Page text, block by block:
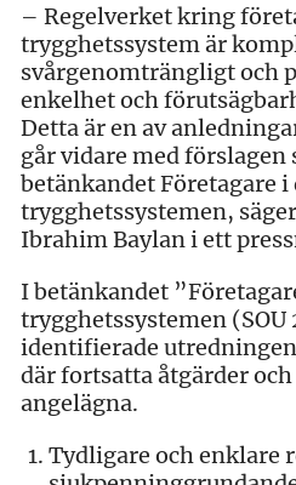
– Regelverket kring
trygghetssystem är
svårgenomträngligt och
enkelhet och
Detta är en av
går vidare med förslagen
betänkandet Företagare i
trygghetssystemen,
Ibrahim Baylan i ett
I betänkandet
trygghetssystemen (SOU
identifierade
där fortsatta åtgärder
angelägna.
Tydligare och enklare